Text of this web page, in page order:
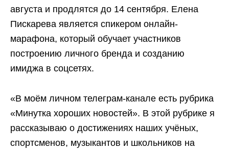
августа и продлятся до 14 сентября. Елена
Пискарева является спикером онлайн-
марафона, который обучает участников
построению личного бренда и созданию
имиджа в соцсетях.
«В моём личном телеграм-канале есть рубрика
«Минутка хороших новостей». В этой рубрике я
рассказываю о достижениях наших учёных,
спортсменов, музыкантов и школьников на